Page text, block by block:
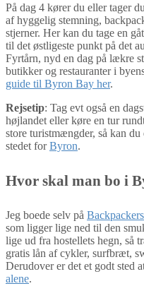
På dag 4 kører du eller tager
af hyggelig stemning,
stjerner. Her kan du tage en
til det østligeste punkt på det
Fyrtårn, nyd en dag på lækre
butikker og restauranter i
guide til Byron Bay her.
Rejsetip: Tag evt også en
højlandet eller køre en tur
store turistmængder, så kan
stedet forByron.
Hvor skal man bo i
Jeg boede selv på
som ligger lige ned til den
lige ud fra hostellets hegn, så
gratis lån af cykler, surfbræt,
Derudover er det et godt sted
alene.